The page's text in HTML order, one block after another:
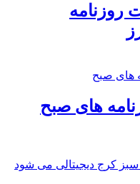
های صبح